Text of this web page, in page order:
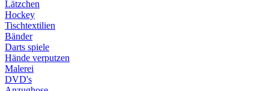
Lätzchen
Hockey
Tischtextilien
Bänder
Darts spiele
Hände verputzen
Malerei
DVD's